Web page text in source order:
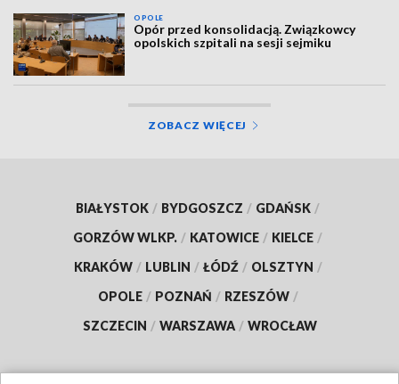
OPOLE
Opór przed konsolidacją. Związkowcy
opolskich szpitali na sesji sejmiku
ZOBACZ WIĘCEJ
BIAŁYSTOK / BYDGOSZCZ / GDAŃSK /
GORZÓW WLKP. / KATOWICE / KIELCE /
KRAKÓW / LUBLIN / ŁÓDŹ / OLSZTYN /
OPOLE / POZNAŃ / RZESZÓW /
SZCZECIN / WARSZAWA / WROCŁAW